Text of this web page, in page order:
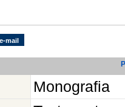
e-mail
Monografia